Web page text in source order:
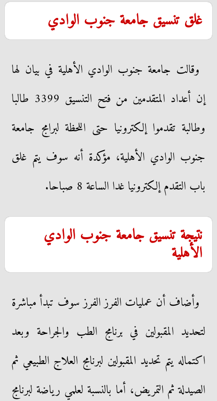
غلق تنسيق جامعة جنوب الوادي
وقالت جامعة جنوب الوادي الأهلية في بيان لها
إن أعداد المتقدمين من فتح التنسيق 3399 طالبا
وطالبة تقدموا إلكترونيا حتى اللحظة لبرامج جامعة
جنوب الوادي الأهلية، مؤكدة أنه سوف يتم غلق
باب التقدم إلكترونيا غدا الساعة 8 صباحا.
نتيجة تنسيق جامعة جنوب الوادي
الأهلية
وأضاف أن عمليات الفرز الفرز سوف تبدأ مباشرة
لتحديد المقبولين في برنامج الطب والجراحة وبعد
اكتماله يتم تحديد المقبولين لبرنامج العلاج الطبيعي ثم
الصيدلة ثم التمريض، أما بالنسبة لعلمي رياضة لبرنامج